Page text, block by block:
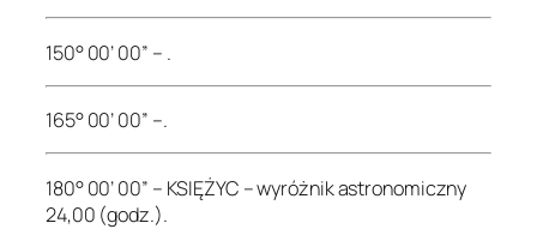
150° 00’ 00” – .
165° 00’ 00” –.
180° 00’ 00” – KSIĘŻYC – wyróżnik astronomiczny
24,00 (godz.).